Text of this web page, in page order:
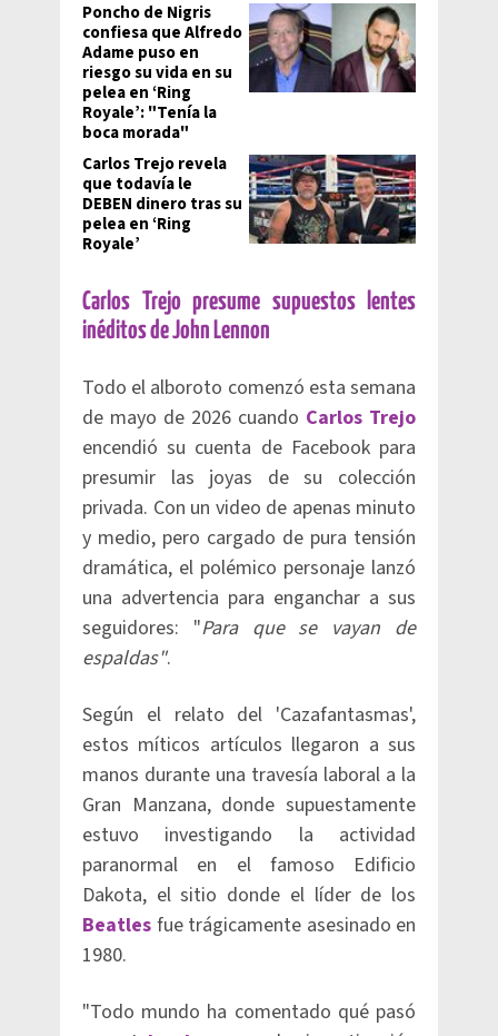
Poncho de Nigris
confiesa que Alfredo
Adame puso en
riesgo su vida en su
pelea en ‘Ring
Royale’: "Tenía la
boca morada"
Carlos Trejo revela
que todavía le
DEBEN dinero tras su
pelea en ‘Ring
Royale’
Carlos Trejo presume supuestos lentes
inéditos de John Lennon
Todo el alboroto comenzó esta semana
de mayo de 2026 cuando Carlos Trejo
encendió su cuenta de Facebook para
presumir las joyas de su colección
privada. Con un video de apenas minuto
y medio, pero cargado de pura tensión
dramática, el polémico personaje lanzó
una advertencia para enganchar a sus
seguidores: "Para que se vayan de
espaldas".
Según el relato del 'Cazafantasmas',
estos míticos artículos llegaron a sus
manos durante una travesía laboral a la
Gran Manzana, donde supuestamente
estuvo investigando la actividad
paranormal en el famoso Edificio
Dakota, el sitio donde el líder de los
Beatles fue trágicamente asesinado en
1980.
"Todo mundo ha comentado qué pasó